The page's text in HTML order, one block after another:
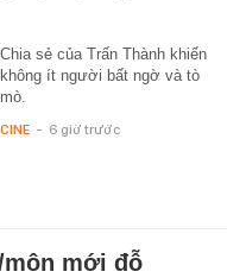
Chia sẻ của Trấn Thành khiến
không ít người bất ngờ và tò
mò.
CINE - 6 giờ trước
môn mới đỗ